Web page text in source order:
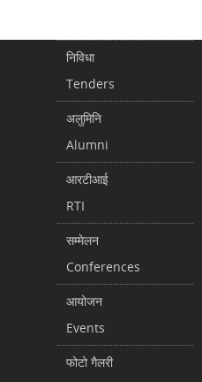
निविधा
Tenders
अलुमिनि
Alumni
आरटीआई
RTI
सम्मेलन
Conferences
आयोजन
Events
फोटो गैलरी